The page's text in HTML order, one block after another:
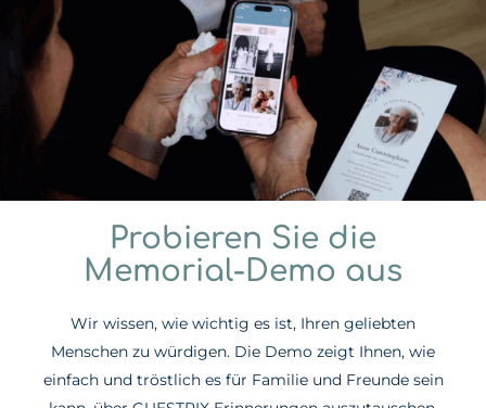
Probieren Sie die
Memorial-Demo aus
Wir wissen, wie wichtig es ist, Ihren geliebten
Menschen zu würdigen. Die Demo zeigt Ihnen, wie
einfach und tröstlich es für Familie und Freunde sein